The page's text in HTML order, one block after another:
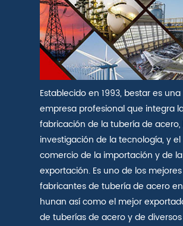
Establecido en 1993, bestar es una
empresa profesional que integra
fabricación de la tubería de acero,
investigación de la tecnología, y el
comercio de la importación y de la
exportación. Es uno de los mejores
fabricantes de tubería de acero en
hunan así como el mejor
de tuberías de acero y de diversos